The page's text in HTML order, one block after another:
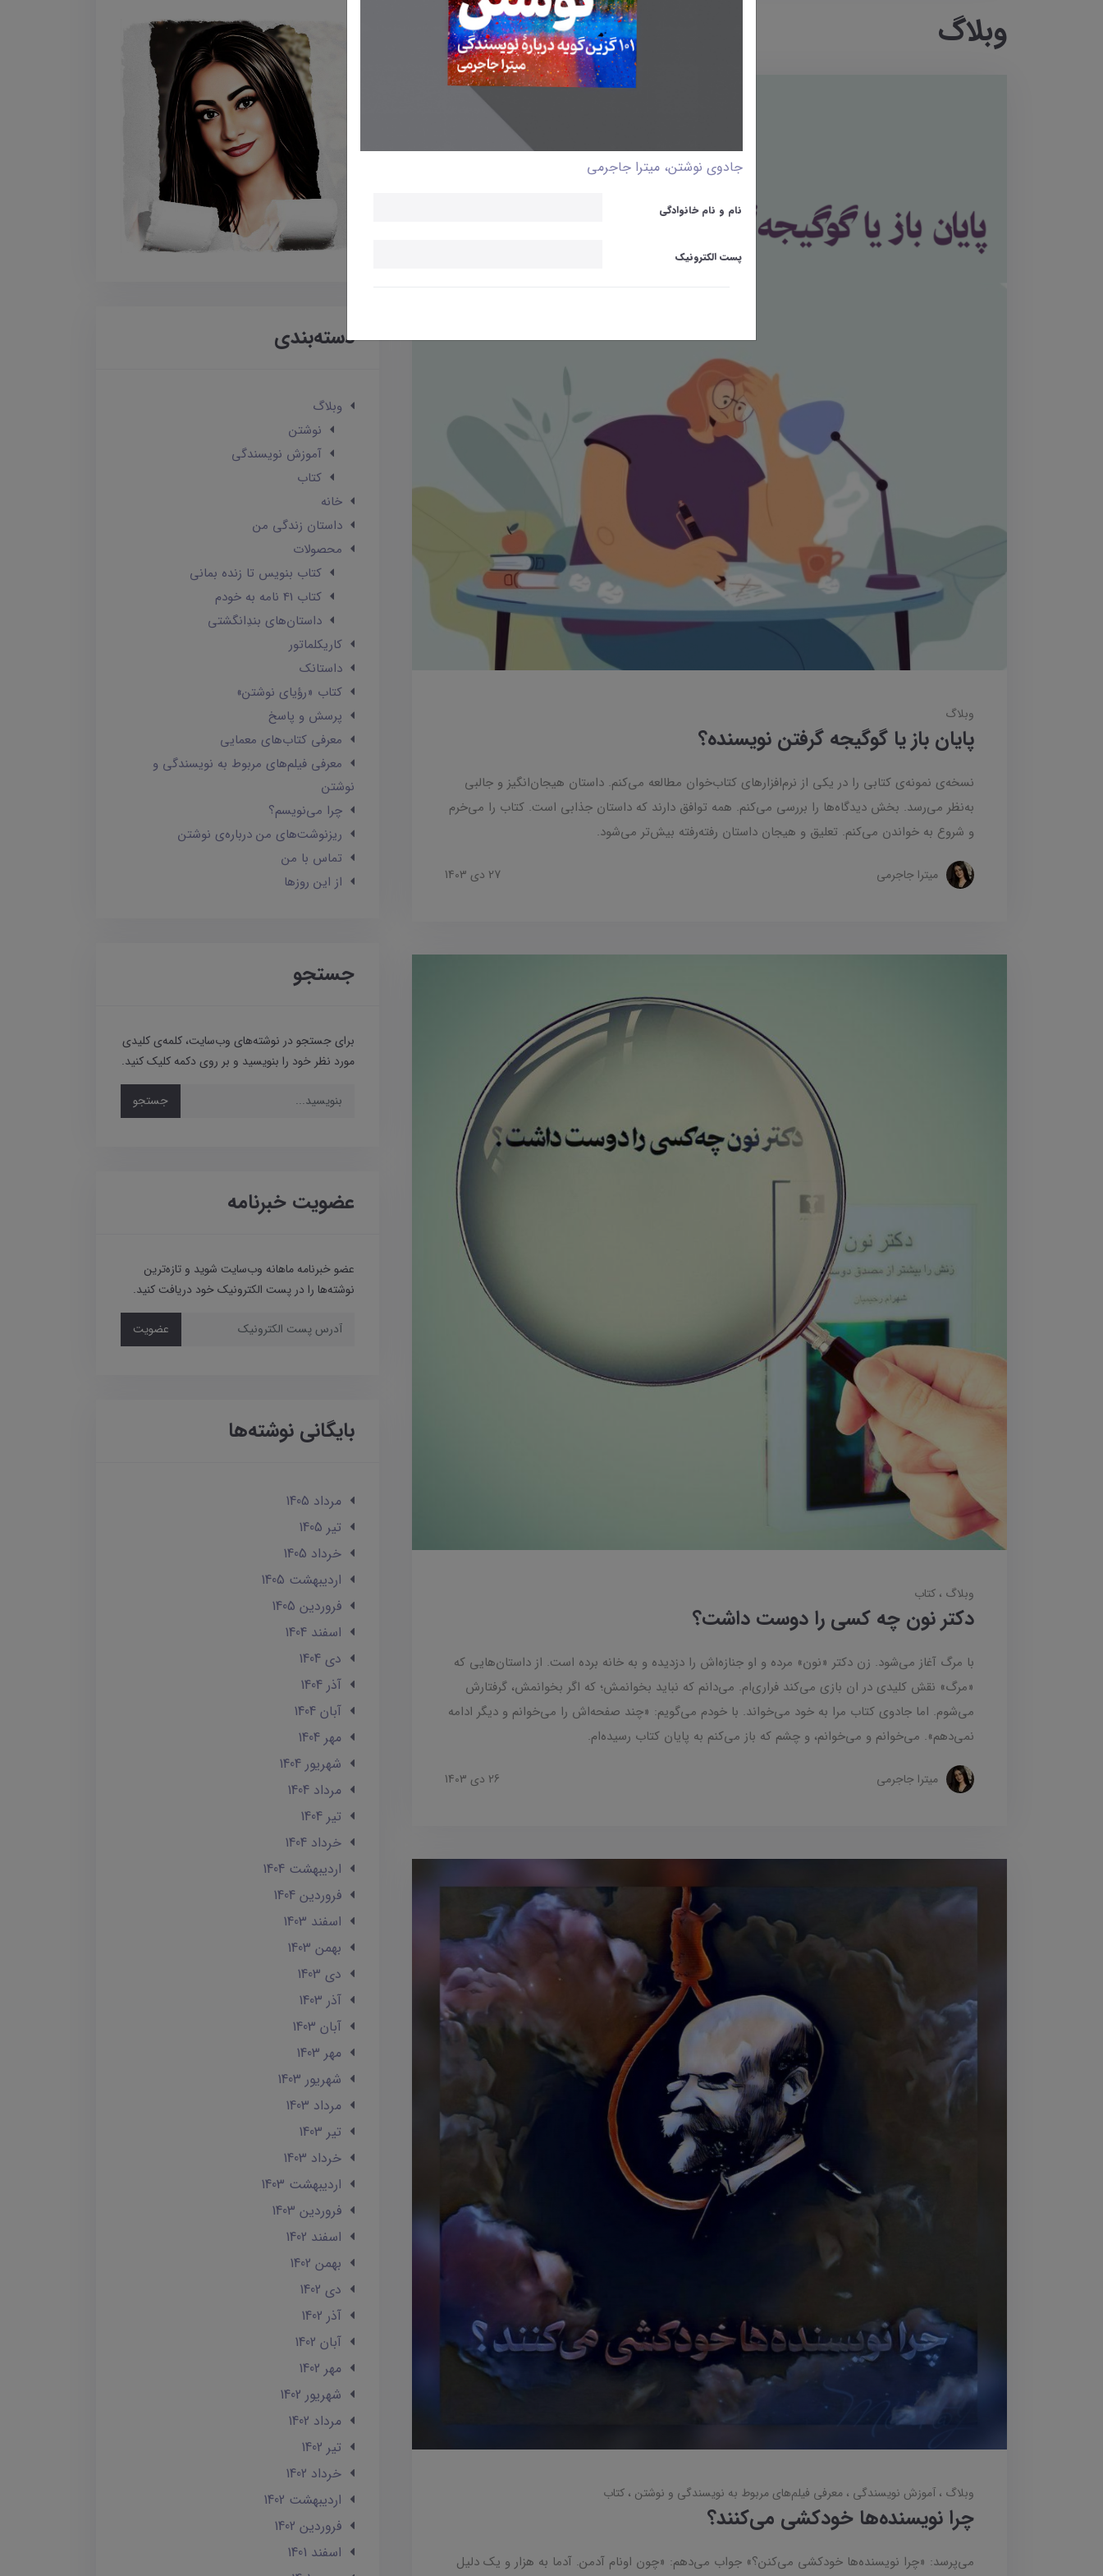
جادوی نوشتن، میترا جاجرمی
نام و نام خانوادگی
پست الکترونیک
وبلاگ
وبلاگ
پایان باز یا گوگیجه گرفتن نویسنده؟
نسخه‌ی نمونه‌ی کتابی را در یکی از نرم‌افزارهای کتاب‌خوان مطالعه می‌کنم. داستان هیجان‌انگیز و جالبی
به‌نظر می‌رسد. بخش دیدگاه‌ها را بررسی می‌کنم. همه توافق دارند که داستان جذابی است. کتاب را می‌خرم
و شروع به خواندن می‌کنم. تعلیق و هیجان داستان رفته‌رفته بیش‌تر می‌شود.
میترا جاجرمی 27 دی 1403
وبلاگ کتاب
دکتر نون چه کسی را دوست داشت؟
با مرگ آغاز می‌شود. زن دکتر «نون» مرده و او جنازه‌اش را دزدیده و به خانه برده است. از داستان‌هایی که
«مرگ» نقش کلیدی در ان بازی می‌کند فراری‌ام. می‌دانم که نباید بخوانمش؛ که اگر بخوانمش، گرفتارش
می‌شوم. اما جادوی کتاب مرا به خود می‌خواند. با خودم می‌گویم: «چند صفحه‌اش را می‌خوانم و دیگر ادامه
نمی‌دهم». می‌خوانم و می‌خوانم، و چشم که باز می‌کنم به پایان کتاب رسیده‌ام.
میترا جاجرمی 26 دی 1403
وبلاگ آموزش نویسندگی معرفی فیلم‌های مربوط به نویسندگی و نوشتن کتاب
چرا نویسنده‌ها خودکشی می‌کنند؟
می‌پرسد: «چرا نویسنده‌ها خودکشی می‌کنن؟» جواب می‌دهم: «چون اونام آدمن. آدما به هزار و یک دلیل
دسته‌بندی
وبلاگ
نوشتن
آموزش نویسندگی
کتاب
خانه
داستان زندگی من
محصولات
کتاب بنویس تا زنده بمانی
کتاب 41 نامه به خودم
داستان‌های بندِانگشتی
کاریکلماتور
داستانک‌
کتاب «رؤیای نوشتن»
پرسش و پاسخ
معرفی کتاب‌های معمایی
معرفی فیلم‌های مربوط به نویسندگی و
نوشتن
چرا می‌نویسم؟
ریزنوشت‌های من درباره‌ی نوشتن
تماس با من
از این روزها
جستجو
برای جستجو در نوشته‌های وب‌سایت، کلمه‌ی کلیدی
مورد نظر خود را بنویسید و بر روی دکمه کلیک کنید.
جستجو
عضویت خبرنامه
عضو خبرنامه ماهانه وب‌سایت شوید و تازه‌ترین
نوشته‌ها را در پست الکترونیک خود دریافت کنید.
عضویت
بایگانی نوشته‌ها
مرداد 1405
تير 1405
خرداد 1405
ارديبهشت 1405
فروردین 1405
اسفند 1404
دی 1404
آذر 1404
آبان 1404
مهر 1404
شهریور 1404
مرداد 1404
تير 1404
خرداد 1404
ارديبهشت 1404
فروردین 1404
اسفند 1403
بهمن 1403
دی 1403
آذر 1403
آبان 1403
مهر 1403
شهریور 1403
مرداد 1403
تير 1403
خرداد 1403
ارديبهشت 1403
فروردین 1403
اسفند 1402
بهمن 1402
دی 1402
آذر 1402
آبان 1402
مهر 1402
شهریور 1402
مرداد 1402
تير 1402
خرداد 1402
ارديبهشت 1402
فروردین 1402
اسفند 1401